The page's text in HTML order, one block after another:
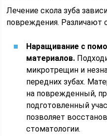
Лечение скола зуба
повреждения. Различают
Наращивание с
материалов.
микротрещин и
передних зубах.
на поврежденный,
подготовленный
позволяет
стоматологии.